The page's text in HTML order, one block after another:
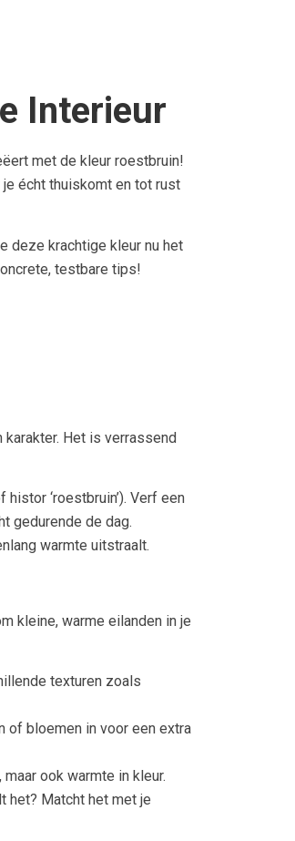
Interieur
met de kleur roestbruin!
je écht thuiskomt en tot rust
deze krachtige kleur nu het
testbare tips!
Het is verrassend
‘roestbruin’). Verf een
gedurende de dag.
warmte uitstraalt.
kleine, warme eilanden in je
texturen zoals
of bloemen in voor een extra
ook warmte in kleur.
het? Matcht het met je